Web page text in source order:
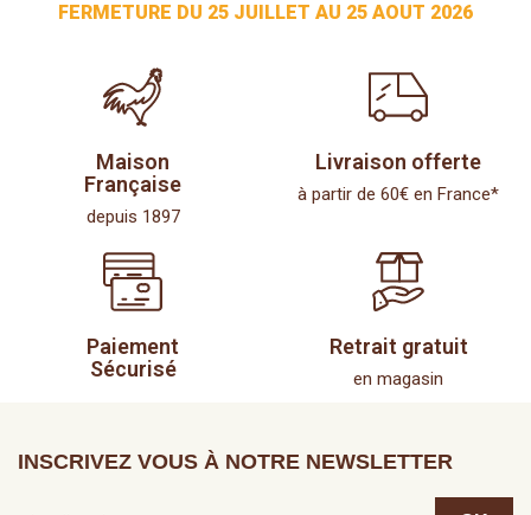
FERMETURE DU 25 JUILLET AU 25 AOUT 2026
Maison
Française
depuis 1897
Livraison offerte
à partir de 60€ en France*
Paiement
Sécurisé
Retrait gratuit
en magasin
INSCRIVEZ VOUS À NOTRE NEWSLETTER